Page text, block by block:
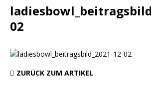
02
ZURÜCK ZUM ARTIKEL